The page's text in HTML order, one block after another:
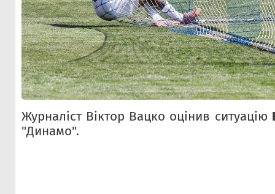
Журналіст Віктор Вацко оцінив ситуацію
"Динамо".